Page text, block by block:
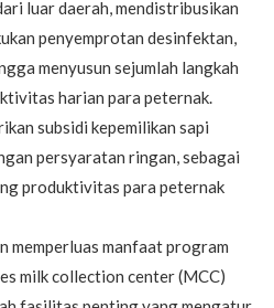
luar daerah, mendistribusikan
penyemprotan desinfektan,
menyusun sejumlah langkah
harian para peternak.
subsidi kepemilikan sapi
persyaratan ringan, sebagai
produktivitas para peternak
memperluas manfaat program
milk collection center (MCC)